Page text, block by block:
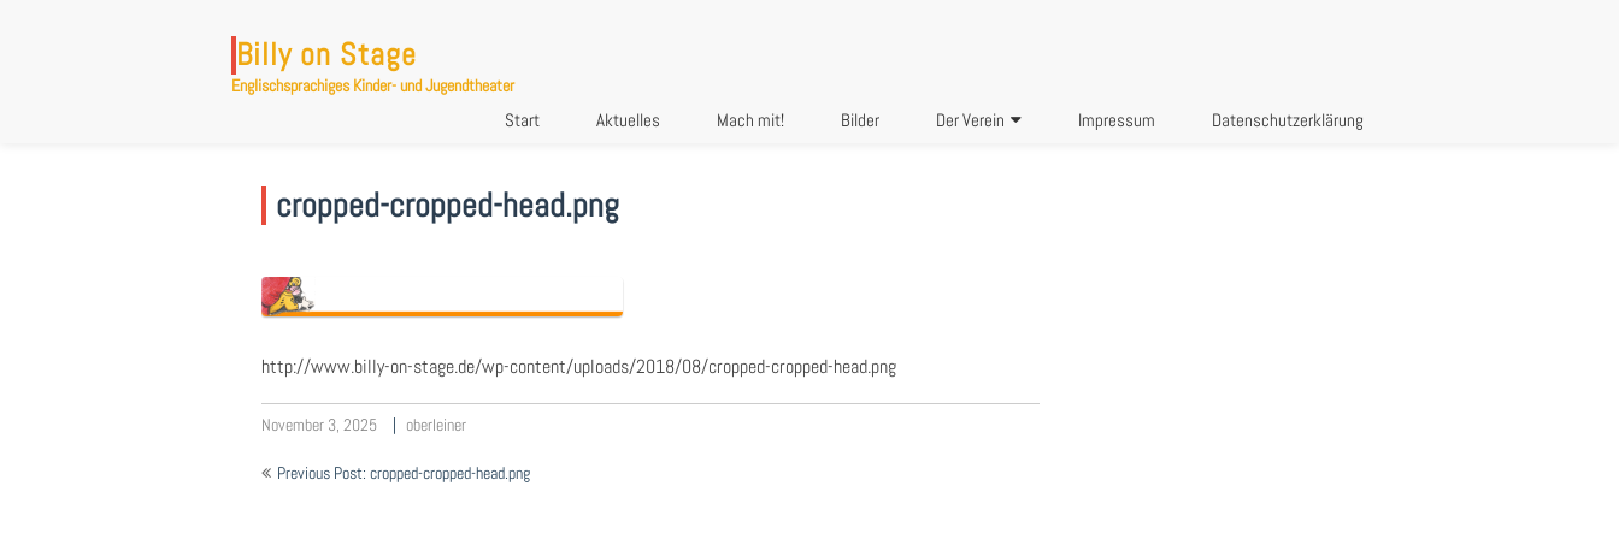
Billy on Stage
Englischsprachiges Kinder- und Jugendtheater
Start Aktuelles Mach mit! Bilder Der Verein Impressum Datenschutzerklärung
cropped-cropped-head.png
http://www.billy-on-stage.de/wp-content/uploads/2018/08/cropped-cropped-head.png
November 3, 2025 oberleiner
Beitragsnavigation
Previous Post: cropped-cropped-head.png